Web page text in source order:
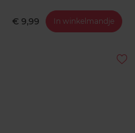
€ 9,99 In winkelmandje